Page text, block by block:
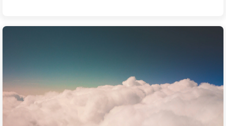
如影随形，仿佛故意追踪作者的移动。作者无奈地猜测
装修队是否在自己身上装了定位，最终只能苦笑并塞紧
耳机。全文生动展现了噪音对日常生活的侵扰以及个体
在面对外部干扰时的无力感与自我调侃。